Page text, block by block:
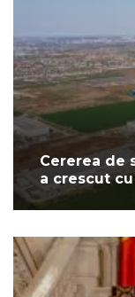
Cererea de
a crescut cu